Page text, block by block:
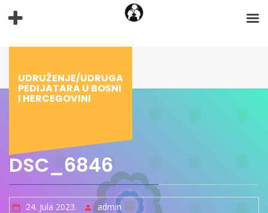
na
UDRUŽENJE/UDRUGA
PEDIJATARA U BOSNI
I HERCEGOVINI
DSC_6846
24. Jula 2023. admin